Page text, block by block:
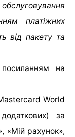
платіжних
від пакету та
на
World
за
«Мій рахунок»,